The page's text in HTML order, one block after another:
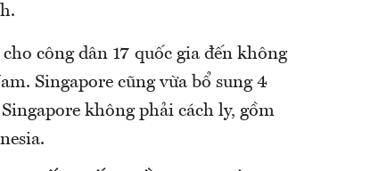
công dân 17 quốc gia đến không
Singapore cũng vừa bổ sung 4
không phải cách ly, gồm